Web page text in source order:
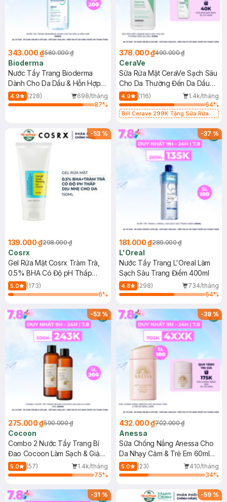
343.000 ₫560.000 ₫
Bioderma
Nước Tẩy Trang Bioderma
Dành Cho Da Dầu & Hỗn Hợp
500ml
4.9 (228)
698/tháng
87%
378.000 ₫490.000 ₫
CeraVe
Sữa Rửa Mặt CeraVe Sạch Sâu
Cho Da Thường Đến Da Dầu
473ml
4.9 (116)
1.4k/tháng
64%
Bill Cerave 299K Tặng Sữa Rửa
-53 %
139.000 ₫298.000 ₫
Cosrx
Gel Rửa Mặt Cosrx Tràm Trà,
0.5% BHA Có Độ pH Thấp
150ml
5.0
(173)
6%
-37%
181.000 ₫289.000 ₫
L'Oreal
Nước Tẩy Trang L'Oreal Làm
Sạch Sâu Trang Điểm 400ml
4.8 (298)
734/tháng
64%
-53%
275.000 ₫590.000 ₫
Cocoon
Combo 2 Nước Tẩy Trang Bí
Đao Cocoon Làm Sạch & Giảm
Dầu 500ml
5.0 (57)
1.4k/tháng
75%
-38%
432.000 ₫702.000 ₫
Anessa
Sữa Chống Nắng Anessa Cho
Da Nhạy Cảm & Trẻ Em 60ml
(Mới)
5.0 (23)
410/tháng
34%
-31% -59 %